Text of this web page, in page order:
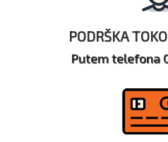
PODRŠKA
Putem telefona